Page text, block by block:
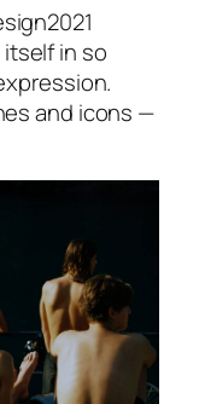
in so
and icons —